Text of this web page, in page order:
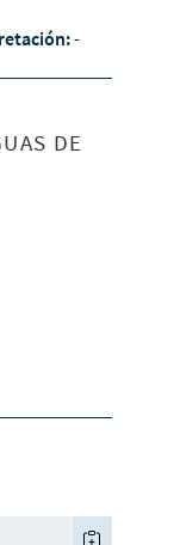
-
DE